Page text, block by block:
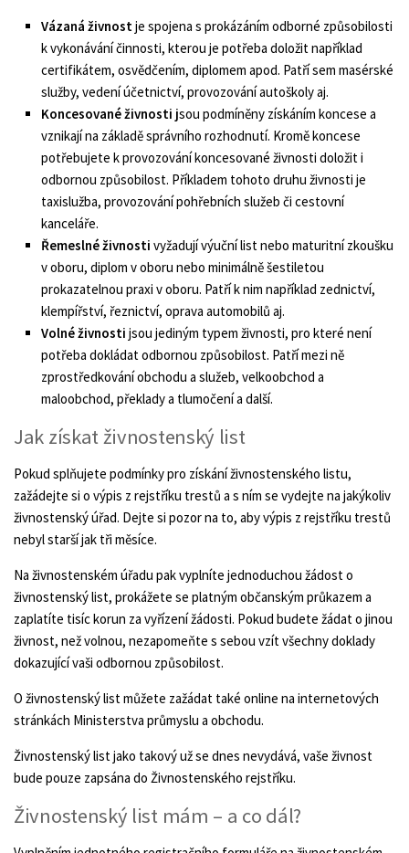
Vázaná živnostje spojena s prokázáním odborné způsobilosti
k vykonávání činnosti, kterou je potřeba doložit například
certifikátem, osvědčením, diplomem apod. Patří sem masérské
služby, vedení účetnictví, provozování autoškoly aj.
Koncesované živnosti jsou podmíněny získáním koncese a
vznikají na základě správního rozhodnutí. Kromě koncese
potřebujete k provozování koncesované živnosti doložit i
odbornou způsobilost. Příkladem tohoto druhu živnosti je
taxislužba, provozování pohřebních služeb či cestovní
kanceláře.
Řemeslné živnosti vyžadují výuční list nebo maturitní zkoušku
v oboru, diplom v oboru nebo minimálně šestiletou
prokazatelnou praxi v oboru. Patří k nim například zednictví,
klempířství, řeznictví, oprava automobilů aj.
Volné živnosti jsou jediným typem živnosti, pro které není
potřeba dokládat odbornou způsobilost. Patří mezi ně
zprostředkování obchodu a služeb, velkoobchod a
maloobchod, překlady a tlumočení a další.
Jak získat živnostenský list
Pokud splňujete podmínky pro získání živnostenského listu,
zažádejte si o výpis z rejstříku trestů a s ním se vydejte na jakýkoliv
živnostenský úřad. Dejte si pozor na to, aby výpis z rejstříku trestů
nebyl starší jak tři měsíce.
Na živnostenském úřadu pak vyplníte jednoduchou žádost o
živnostenský list, prokážete se platným občanským průkazem a
zaplatíte tisíc korun za vyřízení žádosti. Pokud budete žádat o jinou
živnost, než volnou, nezapomeňte s sebou vzít všechny doklady
dokazující vaši odbornou způsobilost.
O živnostenský list můžete zažádat také online na internetových
stránkách Ministerstva průmyslu a obchodu.
Živnostenský list jako takový už se dnes nevydává, vaše živnost
bude pouze zapsána do Živnostenského rejstříku.
Živnostenský list mám – a co dál?